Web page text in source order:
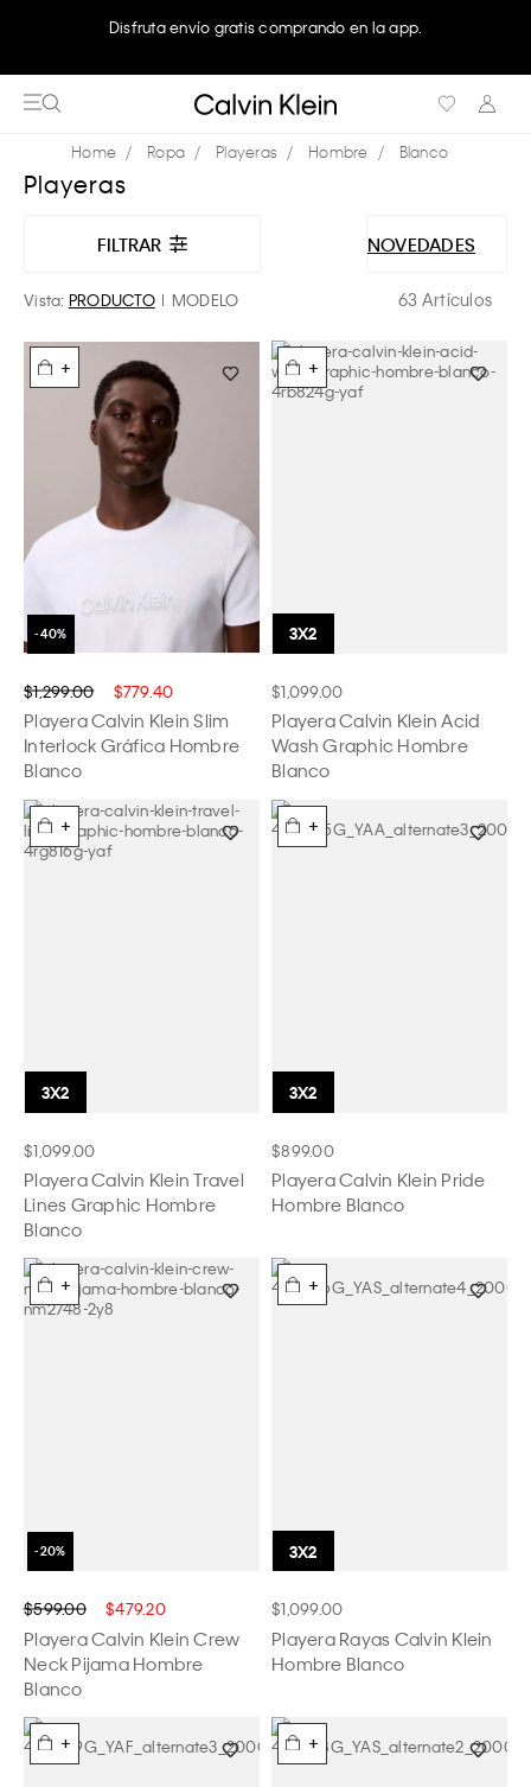
Disfruta envío gratis comprando en la app.
Ropa Playeras Hombre Blanco
Playeras
FILTRAR NOVEDADES
Vista: PRODUCTO MODELO 63 Artículos
+
$1,299.00 $779.40
Playera Calvin Klein Slim
Interlock Gráfica Hombre
Blanco
+
$1,099.00
Playera Calvin Klein Acid
Wash Graphic Hombre
Blanco
+
$1,099.00
Playera Calvin Klein Travel
Lines Graphic Hombre
Blanco
+
$899.00
Playera Calvin Klein Pride
Hombre Blanco
+
$599.00 $479.20
Playera Calvin Klein Crew
Neck Pijama Hombre
Blanco
+
$1,099.00
Playera Rayas Calvin Klein
Hombre Blanco
+ +